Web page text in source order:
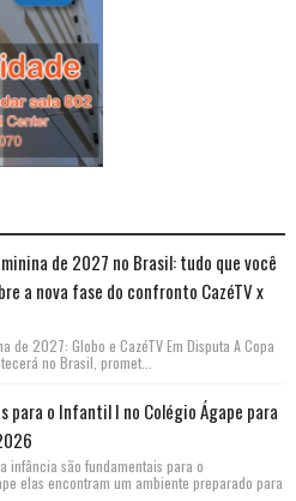
de 2027 no Brasil: tudo que você
a nova fase do confronto CazéTV x
de 2027: Globo e CazéTV Em Disputa A Copa
no Brasil, promet...
para o Infantil I no Colégio Ágape para
infância são fundamentais para o
elas encontram um ambiente preparado para